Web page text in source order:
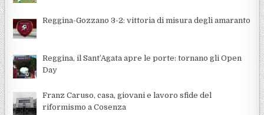
Reggina-Gozzano 3-2: vittoria di misura degli amaranto
Reggina, il Sant’Agata apre le porte: tornano gli Open
Day
Franz Caruso, casa, giovani e lavoro sfide del
riformismo a Cosenza